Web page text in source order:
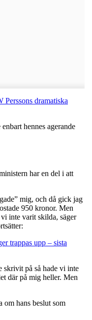
dramatiska
hennes agerande
har en del i att
mig, och då gick jag
950 kronor. Men
inte varit skilda, säger
trappas upp – sista
skrivit på så hade vi inte
där på mig heller. Men
om hans beslut som